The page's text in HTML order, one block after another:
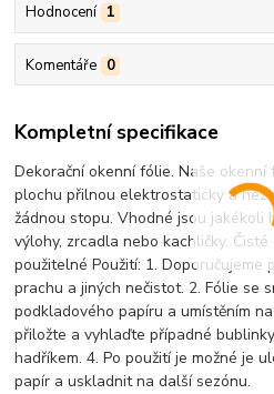
Hodnocení 1
Komentáře 0
Kompletní specifikace
Dekorační okenní fólie. Naše
plochu přilnou elektrostaticky a
žádnou stopu. Vhodné jsou jakékoli
výlohy, zrcadla nebo kachličky.
použitelné Použití: 1. Doporučujeme
prachu a jiných nečistot. 2. Fólie se
podkladového papíru a umístěním
přiložte a vyhlaďte případné
hadříkem. 4. Po použití je možné je
papír a uskladnit na další sezónu.